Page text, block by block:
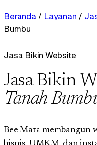
Beranda / Layanan /
Bumbu
Jasa Bikin Website
Jasa Bikin
Tanah
Bee Mata membangun